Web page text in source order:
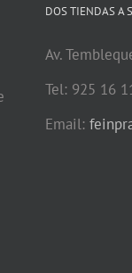
DOS TIENDAS A
Av.
Tel: 925 16
Email: